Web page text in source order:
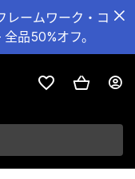
レームワーク・コ
品50%オフ。